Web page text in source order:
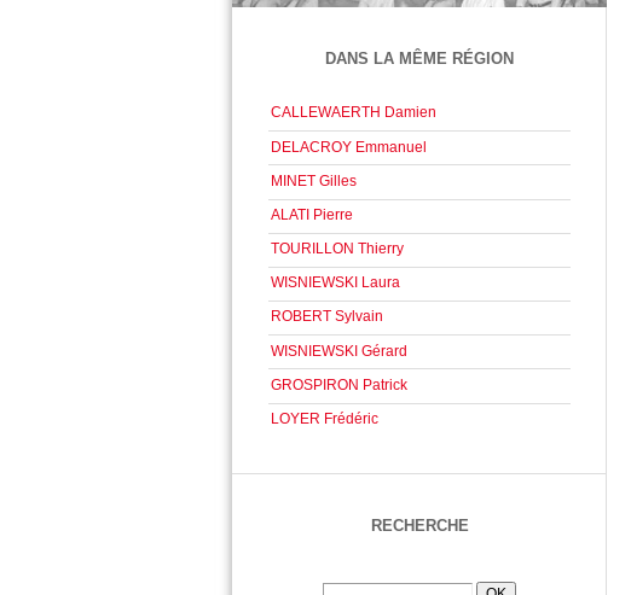
DANS LA MÊME RÉGION
CALLEWAERTH Damien
DELACROY Emmanuel
MINET Gilles
ALATI Pierre
TOURILLON Thierry
WISNIEWSKI Laura
ROBERT Sylvain
WISNIEWSKI Gérard
GROSPIRON Patrick
LOYER Frédéric
RECHERCHE